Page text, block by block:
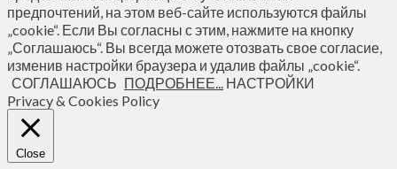
предпочтений, на этом веб-сайте используются файлы
„cookie“. Если Вы согласны с этим, нажмите на кнопку
„Соглашаюсь“. Вы всегда можете отозвать свое согласие,
изменив настройки браузера и удалив файлы „cookie“.
СОГЛАШАЮСЬ ПОДРОБНЕЕ... НАСТРОЙКИ
Privacy & Cookies Policy
Close